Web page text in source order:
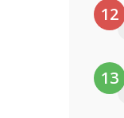
12
13